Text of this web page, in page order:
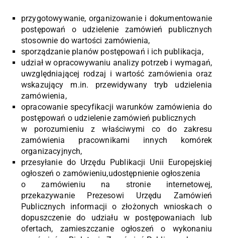
przygotowywanie, organizowanie i dokumentowanie
postępowań o udzielenie zamówień publicznych
stosownie do wartości zamówienia,
sporządzanie planów postępowań i ich publikacja,
udział w opracowywaniu analizy potrzeb i wymagań,
uwzględniającej rodzaj i wartość zamówienia oraz
wskazujący m.in. przewidywany tryb udzielenia
zamówienia,
opracowanie specyfikacji warunków zamówienia do
postępowań o udzielenie zamówień publicznych
w porozumieniu z właściwymi co do zakresu
zamówienia pracownikami innych komórek
organizacyjnych,
przesyłanie do Urzędu Publikacji Unii Europejskiej
ogłoszeń o zamówieniu,udostępnienie ogłoszenia
o zamówieniu na stronie internetowej,
przekazywanie Prezesowi Urzędu Zamówień
Publicznych informacji o złożonych wnioskach o
dopuszczenie do udziału w postępowaniach lub
ofertach, zamieszczanie ogłoszeń o wykonaniu